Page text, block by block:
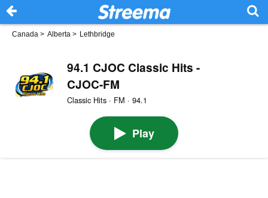
Canada > Alberta > Lethbridge
94.1 CJOC Classic Hits -
CJOC-FM
Classic Hits · FM · 94.1
Play